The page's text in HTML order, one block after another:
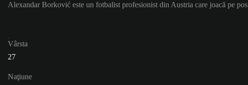
Alexandar Borković este un fotbalist profesionist din Austria care joacă pe
Vârsta
27
Naţiune